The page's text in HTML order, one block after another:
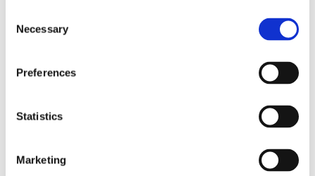
Selection
Necessary
Preferences
Statistics
Marketing
Figlio sul motorino
senza casco, colpa è
anche del padre